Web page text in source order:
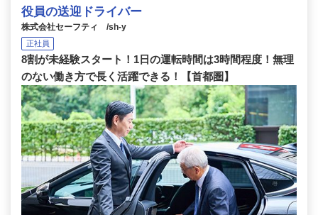
役員の送迎ドライバー
株式会社セーフティ /sh-y
正社員
8割が未経験スタート！1日の運転時間は3時間程度！無理
のない働き方で長く活躍できる！【首都圏】